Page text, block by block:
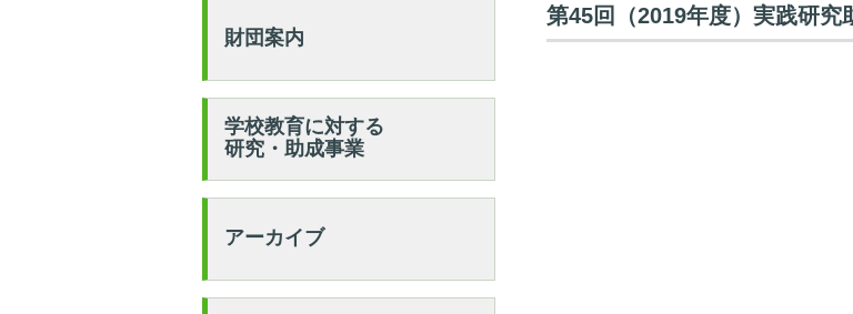
第45回（2019年度）実践研究
財団案内
学校教育に対する
研究・助成事業
アーカイブ